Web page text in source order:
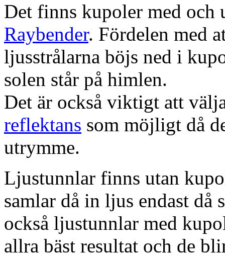
Det finns kupoler med och
Raybender. Fördelen med
ljusstrålarna böjs ned i
solen står på himlen.
Det är också viktigt att
reflektans som möjligt då
utrymme.
Ljustunnlar finns utan
samlar då in ljus endast då
också ljustunnlar med
allra bäst resultat och de